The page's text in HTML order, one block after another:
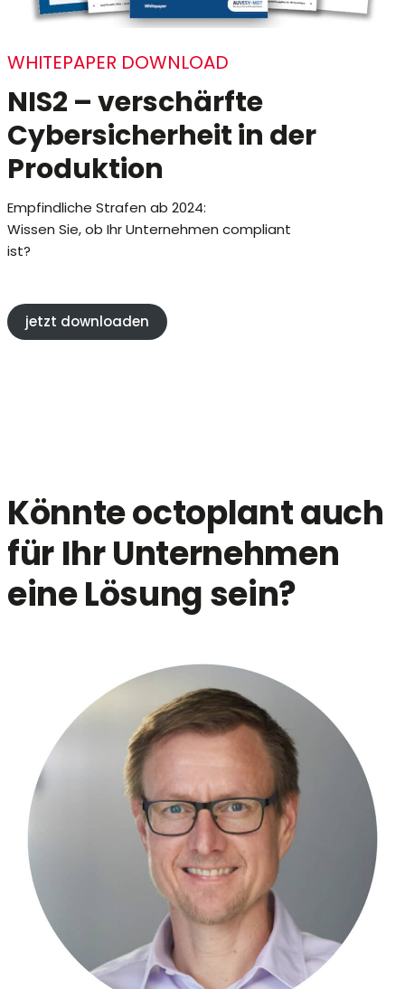
WHITEPAPER DOWNLOAD
NIS2 – verschärfte
Cybersicherheit in der
Produktion
Empfindliche Strafen ab 2024:
Wissen Sie, ob Ihr Unternehmen compliant
ist?
jetzt downloaden
Könnte octoplant auch
für Ihr Unternehmen
eine Lösung sein?